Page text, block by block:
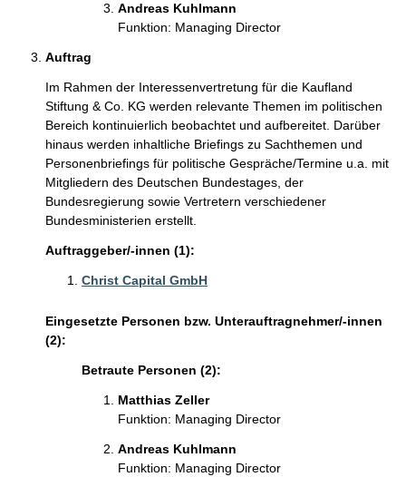
Andreas Kuhlmann
Funktion: Managing Director
Auftrag
Im Rahmen der Interessenvertretung für die Kaufland
Stiftung & Co. KG werden relevante Themen im politischen
Bereich kontinuierlich beobachtet und aufbereitet. Darüber
hinaus werden inhaltliche Briefings zu Sachthemen und
Personenbriefings für politische Gespräche/Termine u.a. mit
Mitgliedern des Deutschen Bundestages, der
Bundesregierung sowie Vertretern verschiedener
Bundesministerien erstellt.
Auftraggeber/-innen (1):
Christ Capital GmbH
Eingesetzte Personen bzw. Unterauftragnehmer/-innen
(2):
Betraute Personen (2):
Matthias Zeller
Funktion: Managing Director
Andreas Kuhlmann
Funktion: Managing Director